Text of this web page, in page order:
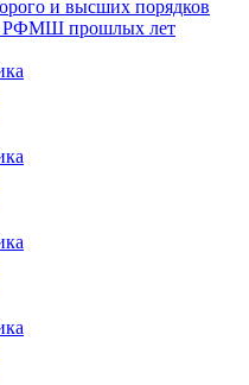
и высших порядков
РФМШ прошлых лет